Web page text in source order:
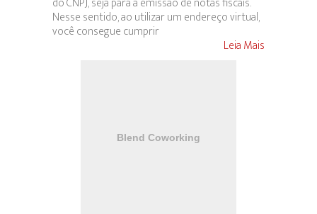
Nesse sentido, ao utilizar um endereço virtual,
você consegue cumprir
Leia Mais